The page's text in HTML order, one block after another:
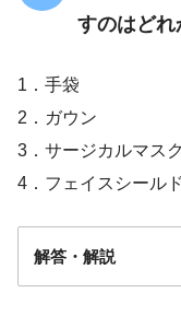
すのはどれ
1．手袋
2．ガウン
3．サージカルマスク
4．フェイスシールド
解答・解説